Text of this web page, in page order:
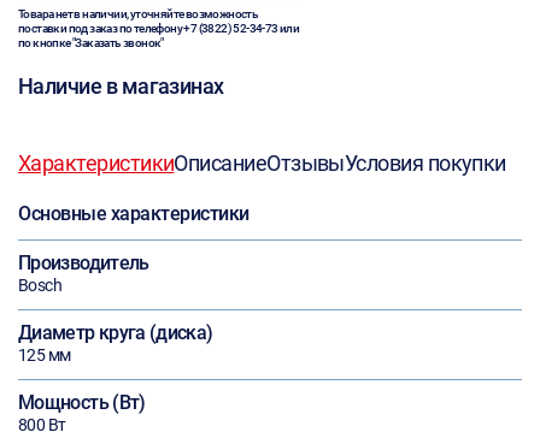
Товара нет в наличии, уточняйте возможность
поставки под заказ по телефону+7 (3822) 52-34-73или
по кнопке "Заказать звонок"
Наличие в магазинах
ХарактеристикиОписаниеОтзывыУсловия покупки
Основные характеристики
Производитель
Bosch
Диаметр круга (диска)
125 мм
Мощность (Вт)
800 Вт